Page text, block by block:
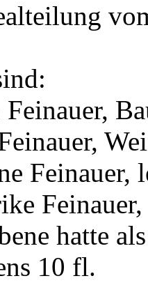
Feinauer,
hatte
10 fl.